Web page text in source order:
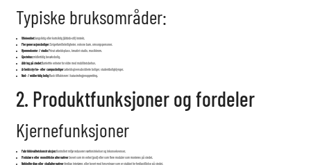
Typiske bruksområder:
Utleieenhet:langsiktig eller kortsiktig (Airbnb-stil) inntekt.
Flergenerasjonsboliger:Svigerfamilieleiligheter, voksne barn, omsorgspersoner.
Hjemmekontor / studio:Privat arbeidsplass, kreativt studio, musikkrom.
Gjestehus:midlertidig besøksbolig.
Aldring på stedet:Barrierfrie enheter for eldre med mobilitetsbehov.
Arbeidsstyrke- eller campusboliger:arbeidsgiversubsidierte boliger, studentboligklynger.
Nød- / midlertidig bolig:Rask tilfluktsrom i katastrofegjenoppretting.
2. Produktfunksjoner og fordeler
Kjernefunksjoner
Fabrikkkvalitetskonstruksjon:Kontrollert miljø reduserer værforsinkelser og inkonsekvenser.
Modulære eller monolittiske alternativer:levert som én enhet (pod) eller som flere moduler som monteres på stedet.
Nøkkelferdige eller skallalternativer:ferdige interiører, eller levert med forsyninger som er stubbet for ferdigstillelse på stedet.